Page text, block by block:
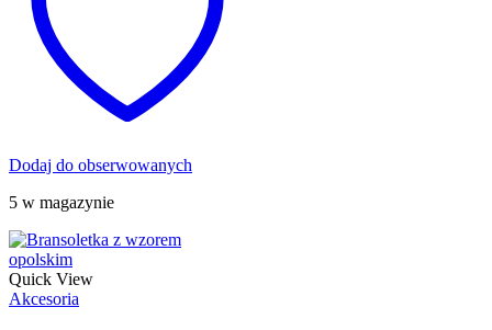
Dodaj do obserwowanych
5 w magazynie
Quick View
Akcesoria